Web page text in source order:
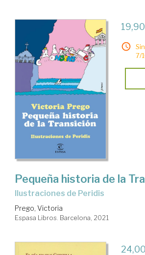
7/
Pequeña historia de la
Ilustraciones de Peridis
Prego, Victoria
Espasa Libros. Barcelona, 2021